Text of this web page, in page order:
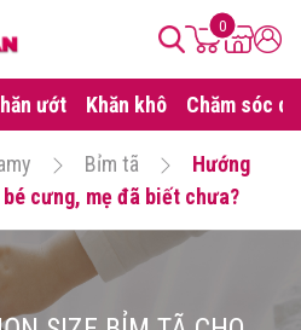
0
ướt Khăn khô Chăm sóc da
Bỉm tã
Hướng
cưng, mẹ đã biết chưa?